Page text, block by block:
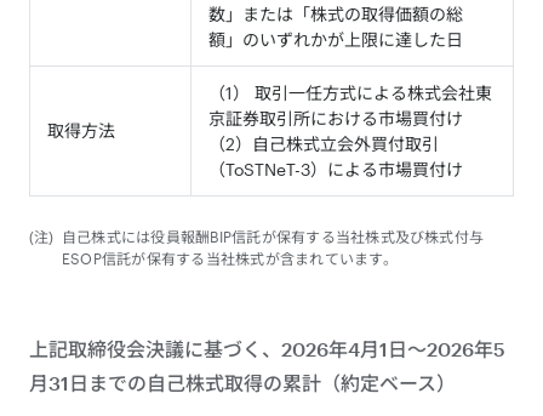
数」または「株式の取得価額の総
額」のいずれかが上限に達した日
取得方法
（1） 取引一任方式による株式会社東
京証券取引所における市場買付け
（2）自己株式立会外買付取引
（ToSTNeT-3）による市場買付け
自己株式には役員報酬BIP信託が保有する当社株式及び株式付与
ESOP信託が保有する当社株式が含まれています。
上記取締役会決議に基づく、2026年4月1日～2026年5
月31日までの自己株式取得の累計（約定ベース）